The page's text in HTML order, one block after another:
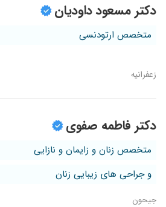
دکتر مسعود داودیان
متخصص ارتودنسی
زعفرانیه
دکتر فاطمه صفوی
متخصص زنان و زایمان و نازایی
و جراحی های زیبایی زنان
جیحون